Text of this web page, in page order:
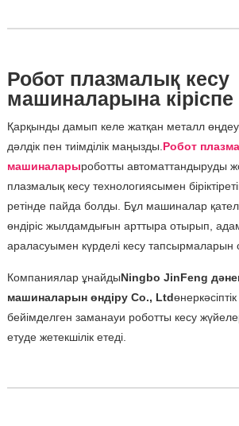
Робот плазмалық кесу
машиналарына кіріспе
Қарқынды дамып келе жатқан металл өңдеу
дәлдік пен тиімділік маңызды.Робот
машиналарыроботты автоматтандыруды
плазмалық кесу технологиясымен
ретінде пайда болды. Бұл машиналар
өндіріс жылдамдығын арттыра отырып,
араласуымен күрделі кесу тапсырмаларын
Компаниялар ұнайдыNingbo JinFeng
машиналарын өндіру Co., Ltd
бейімделген заманауи роботты кесу
етуде жетекшілік етеді.